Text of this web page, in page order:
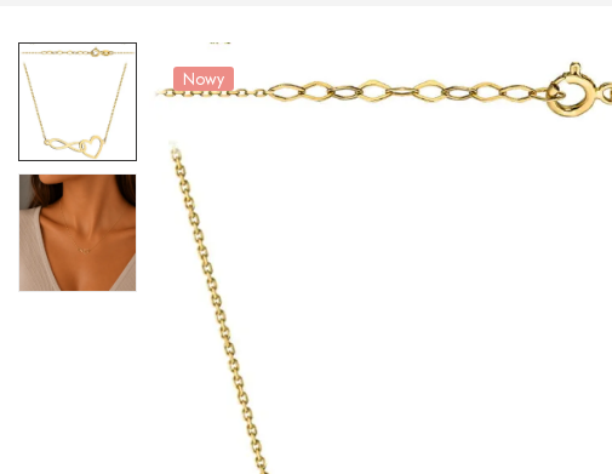
Nowy